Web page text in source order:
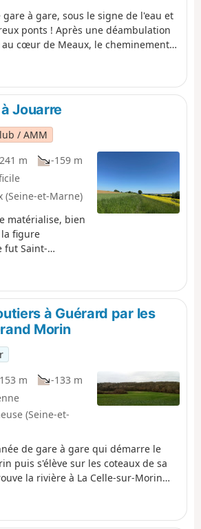
à gare, sous le signe de l'eau et
ponts ! Après une déambulation
cœur de Meaux, le cheminement
de longs tronçons le long du
des passages en sous-bois, au bord
rivière Ourcq.
Jouarre
/ AMM
m
-159 m
(Seine-et-Marne)
matérialise, bien
figure
fut Saint-
de l'héroïque
qui ont
l'Europe. Sa
plus hauts
dont
de
et Authaire,
les enfants
des Monastères
et Jouarre.
à Guérard par les
Morin
m
-133 m
(Seine-et-
de gare à gare qui démarre le
puis s'élève sur les coteaux de sa
la rivière à La Celle-sur-Morin
en rive gauche, principalement